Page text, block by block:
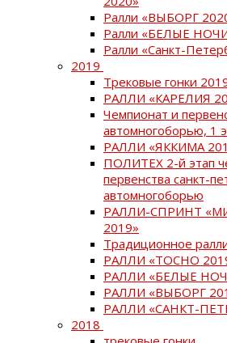
Ралли «ВЫБОРГ
Ралли «БЕЛЫЕ
Ралли «Санкт-
2019
Трековые гонки
РАЛЛИ «КАРЕЛИЯ
Чемпионат и
автомногоборью, 1
РАЛЛИ «ЯККИМА
ПОЛИТЕХ 2-й этап
первенства санкт-
автомногоборью
РАЛЛИ-СПРИНТ
2019»
Традиционное
РАЛЛИ «ТОСНО
РАЛЛИ «БЕЛЫЕ
РАЛЛИ «ВЫБОРГ
РАЛЛИ «САНКТ-
2018